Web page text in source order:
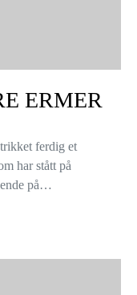
ERMER
ferdig et
har stått på
på…